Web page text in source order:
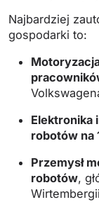
Najbardziej
gospodarki to:
Elektronika
robotów na
Przemysł
robotów,